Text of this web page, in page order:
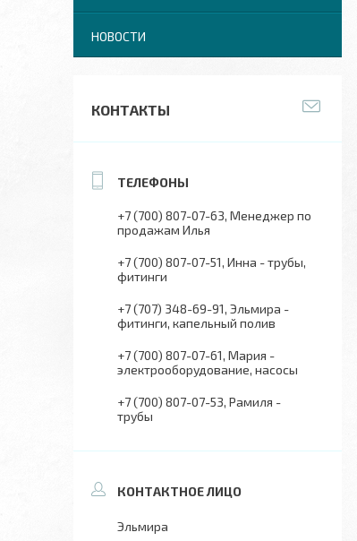
НОВОСТИ
КОНТАКТЫ
+7 (700) 807-07-63 Менеджер по
продажам Илья
+7 (700) 807-07-51 Инна - трубы,
фитинги
+7 (707) 348-69-91 Эльмира -
фитинги, капельный полив
+7 (700) 807-07-61 Мария -
электрооборудование, насосы
+7 (700) 807-07-53 Рамиля -
трубы
Эльмира